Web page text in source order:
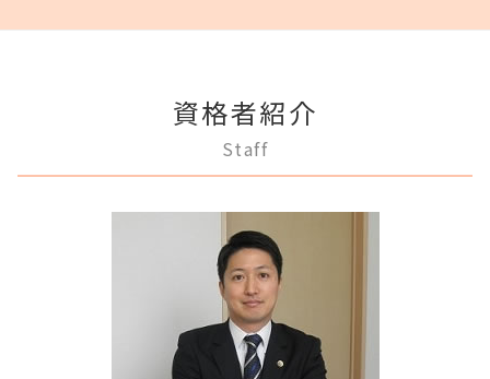
生前贈与 弁護士
不動産 弁護士
滞納 家賃 分割 交渉
滞納家賃請求 時効
離婚 新しい戸籍
離婚 子供 戸籍
個人再生 デメリット
任意整理 流れ
民事再生 遅延損害金
成年後見制度 費用
成年後見人制度 申し立て
任意後見制度 申し立て
任意後見制度 メリット
任意後見制度とは
任意後見制度 義務
不動産登記 アパート
商業登記 弁護士
商業登記 合併
不動産登記 売買
登記手続き 弁護士
狛江市 離婚 相談
狛江市 借金問題
多摩市 離婚 相談
狛江市 不動産トラブル
稲城市 不動産トラブル
資格者紹介
Staff